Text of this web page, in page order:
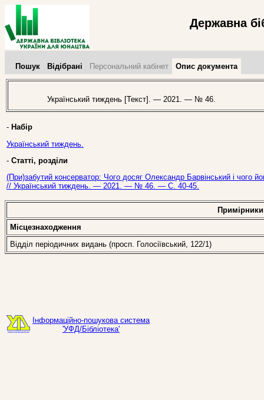
Державна
Пошук Відібрані Персональний кабінет Опис документа
Український тиждень [Текст]. — 2021. — № 46.
- Набір
Український тиждень.
- Статті, розділи
(При)забутий консерватор: Чого досяг Олександр Барвінський і чого
// Український тиждень. — 2021. — № 46. — С. 40-45.
Примірники
Місцезнаходження
Відділ періодичних видань (просп. Голосіївський, 122/1)
Інформаційно-пошукова система
'УФД/Бібліотека'